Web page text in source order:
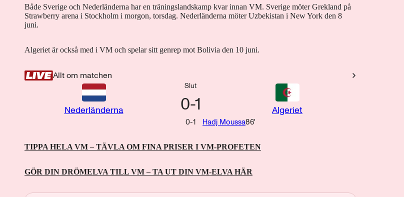
Både Sverige och Nederländerna har en träningslandskamp kvar innan VM. Sverige möter Grekland på
Strawberry arena i Stockholm i morgon, torsdag. Nederländerna möter Uzbekistan i New York den 8
juni.
Algeriet är också med i VM och spelar sitt genrep mot Bolivia den 10 juni.
Allt om matchen
Nederländerna
Slut
0-1 Algeriet
0-1 Hadj Moussa86'
TIPPA HELA VM – TÄVLA OM FINA PRISER I VM-PROFETEN
GÖR DIN DRÖMELVA TILL VM – TA UT DIN VM-ELVA HÄR